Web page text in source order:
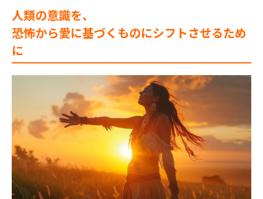
人類の意識を、
恐怖から愛に基づくものにシフトさせるため
に